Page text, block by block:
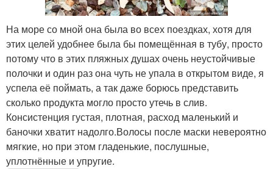
На море со мной она была во всех поездках, хотя для
этих целей удобнее была бы помещённая в тубу, просто
потому что в этих пляжных душах очень неустойчивые
полочки и один раз она чуть не упала в открытом виде, я
успела её поймать, а так даже борюсь представить
сколько продукта могло просто утечь в слив.
Консистенция густая, плотная, расход маленький и
баночки хватит надолго.Волосы после маски невероятно
мягкие, но при этом гладенькие, послушные,
уплотнённые и упругие.